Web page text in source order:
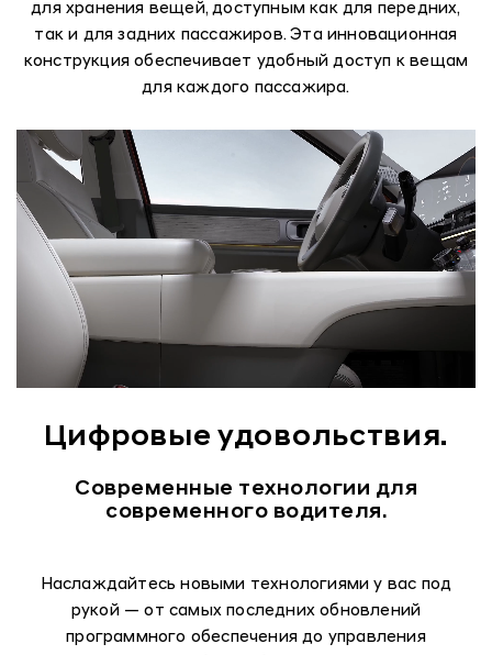
для хранения вещей, доступным как для передних,
так и для задних пассажиров. Эта инновационная
конструкция обеспечивает удобный доступ к вещам
для каждого пассажира.
Цифровые удовольствия.
Современные технологии для
современного водителя.
Наслаждайтесь новыми технологиями у вас под
рукой — от самых последних обновлений
программного обеспечения до управления